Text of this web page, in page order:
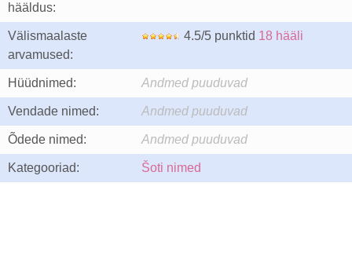
hääldus:
Välismaalaste
arvamused:
4.5/5 punktid 18 hääli
Hüüdnimed: Andmed puuduvad
Vendade nimed: Andmed puuduvad
Õdede nimed: Andmed puuduvad
Kategooriad: Šoti nimed